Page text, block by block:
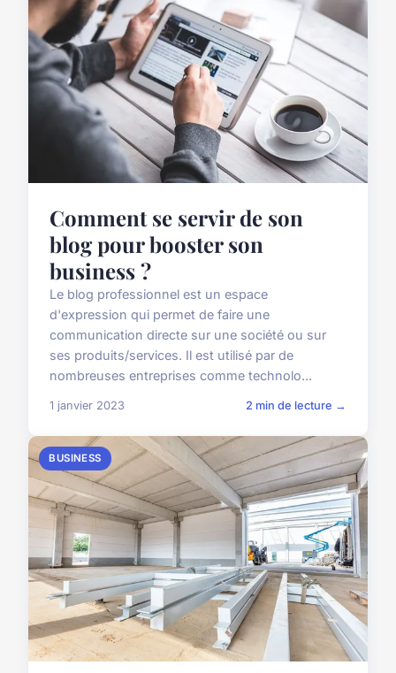
Comment se servir de son
blog pour booster son
business ?
Le blog professionnel est un espace
d'expression qui permet de faire une
communication directe sur une société ou sur
ses produits/services. Il est utilisé par de
nombreuses entreprises comme technolo...
1 janvier 2023 2 min de lecture →
BUSINESS